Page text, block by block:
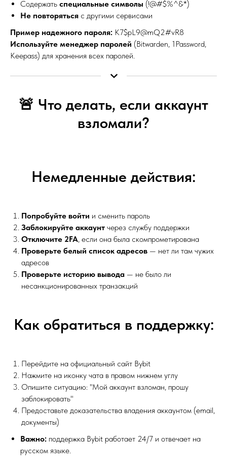
Содержать специальные символы (!@#$%^&*)
Не повторяться с другими сервисами
Пример надежного пароля: K7$pL9@mQ2#vR8
Используйте менеджер паролей (Bitwarden, 1Password,
Keepass) для хранения всех паролей.
🚨 Что делать, если аккаунт
взломали?
Немедленные действия:
Попробуйте войти и сменить пароль
Заблокируйте аккаунт через службу поддержки
Отключите 2FA, если она была скомпрометирована
Проверьте белый список адресов — нет ли там чужих
адресов
Проверьте историю вывода — не было ли
несанкционированных транзакций
Как обратиться в поддержку:
Перейдите на официальный сайт Bybit
Нажмите на иконку чата в правом нижнем углу
Опишите ситуацию: "Мой аккаунт взломан, прошу
заблокировать"
Предоставьте доказательства владения аккаунтом (email,
документы)
Важно: поддержка Bybit работает 24/7 и отвечает на
русском языке.